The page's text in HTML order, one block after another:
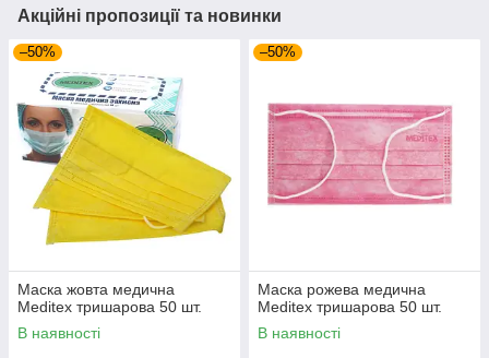
Акційні пропозиції та новинки
–50%
Маска жовта медична
Meditex тришарова 50 шт.
В наявності
–50%
Маска рожева медична
Meditex тришарова 50 шт.
В наявності